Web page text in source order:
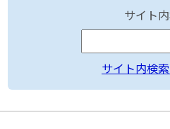
サイト
サイト内検